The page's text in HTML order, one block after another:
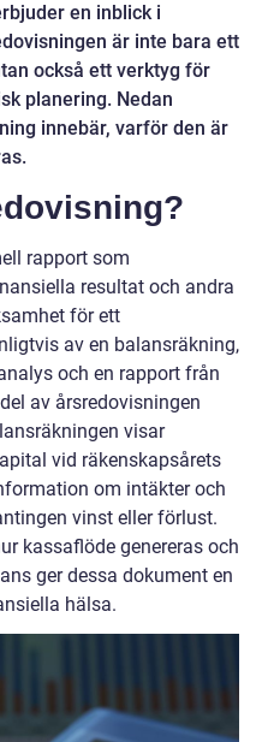
en inblick i
är inte bara ett
också ett verktyg för
planering. Nedan
innebär, varför den är
rapport som
resultat och andra
för ett
av en balansräkning,
och en rapport från
av årsredovisningen
visar
vid räkenskapsårets
om intäkter och
vinst eller förlust.
kassaflöde genereras och
ger dessa dokument en
hälsa.